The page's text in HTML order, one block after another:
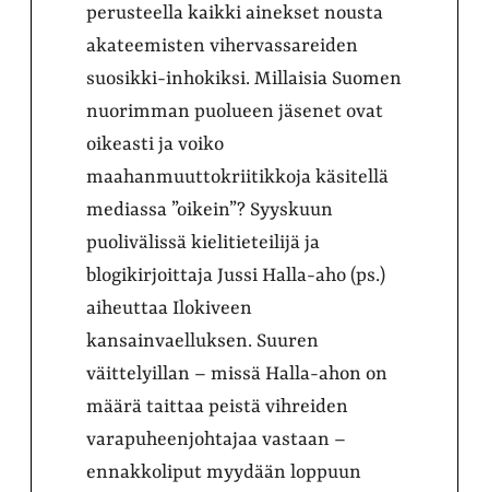
perusteella kaikki ainekset nousta
akateemisten vihervassareiden
suosikki-inhokiksi. Millaisia Suomen
nuorimman puolueen jäsenet ovat
oikeasti ja voiko
maahanmuuttokriitikkoja käsitellä
mediassa ”oikein”? Syyskuun
puolivälissä kielitieteilijä ja
blogikirjoittaja Jussi Halla-aho (ps.)
aiheuttaa Ilokiveen
kansainvaelluksen. Suuren
väittelyillan – missä Halla-ahon on
määrä taittaa peistä vihreiden
varapuheenjohtajaa vastaan –
ennakkoliput myydään loppuun